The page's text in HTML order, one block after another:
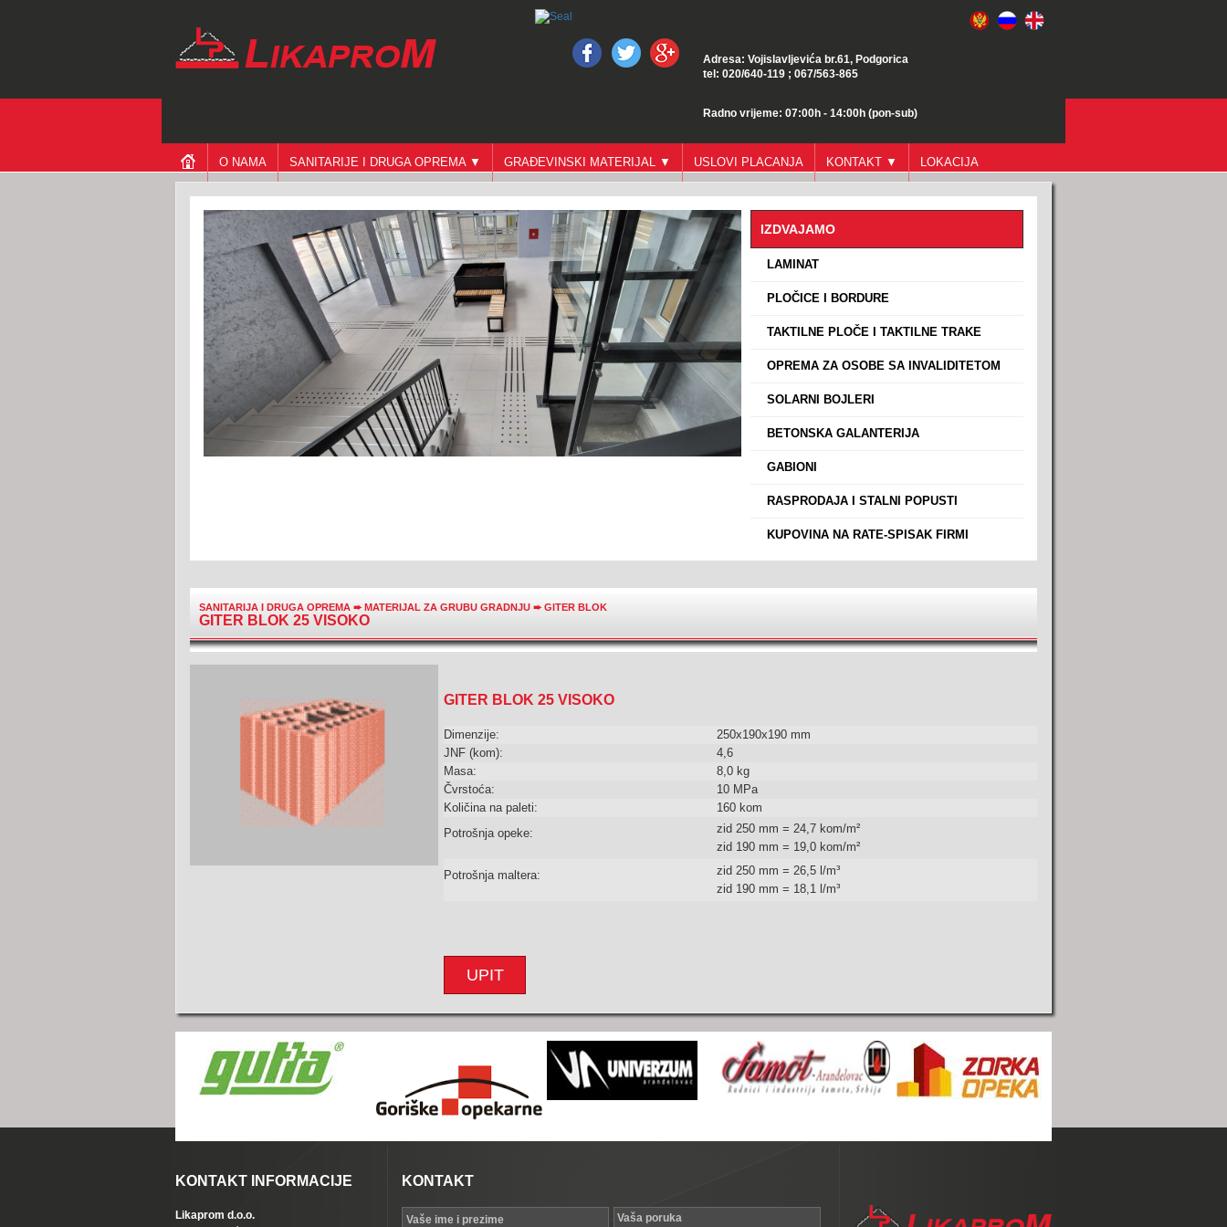
Adresa: Vojislavljevića br.61, Podgorica
tel: 020/640-119 ; 067/563-865
Radno vrijeme: 07:00h - 14:00h (pon-sub)
O NAMA SANITARIJE I DRUGA OPREMA ▼ GRAĐEVINSKI MATERIJAL ▼ USLOVI PLACANJA KONTAKT ▼ LOKACIJA
IZDVAJAMO
LAMINAT
PLOČICE I BORDURE
TAKTILNE PLOČE I TAKTILNE TRAKE
OPREMA ZA OSOBE SA INVALIDITETOM
SOLARNI BOJLERI
BETONSKA GALANTERIJA
GABIONI
RASPRODAJA I STALNI POPUSTI
KUPOVINA NA RATE-SPISAK FIRMI
SANITARIJA I DRUGA OPREMA ➨MATERIJAL ZA GRUBU GRADNJU ➨GITER BLOK
GITER BLOK 25 VISOKO
GITER BLOK 25 VISOKO
Dimenzije:
250x190x190 mm
JNF (kom):
4,6
Masa:
8,0 kg
Čvrstoća:
10 MPa
Količina na paleti:
160 kom
Potrošnja opeke:
zid 250 mm = 24,7 kom/m²
zid 190 mm = 19,0 kom/m²
Potrošnja maltera: zid 250 mm = 26,5 l/m³
zid 190 mm = 18,1 l/m³
UPIT
KONTAKT INFORMACIJE
Likaprom d.o.o.
KONTAKT